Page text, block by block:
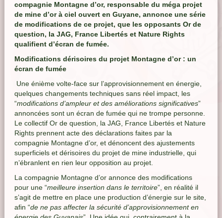
compagnie Montagne d’or, responsable du méga projet
de mine d’or à ciel ouvert en Guyane, annonce une série
de modifications de ce projet, que les opposants Or de
question, la JAG, France Libertés et Nature Rights
qualifient d’écran de fumée.
Modifications dérisoires du projet Montagne d’or : un
écran de fumée
Une énième volte-face sur l’approvisionnement en énergie,
quelques changements techniques sans réel impact, les
“modifications d’ampleur et des améliorations significatives”
annoncées sont un écran de fumée qui ne trompe personne.
Le collectif Or de question, la JAG, France Libertés et Nature
Rights prennent acte des déclarations faites par la
compagnie Montagne d’or, et dénoncent des ajustements
superficiels et dérisoires du projet de mine industrielle, qui
n’ébranlent en rien leur opposition au projet.
La compagnie Montagne d’or annonce des modifications
pour une “meilleure insertion dans le territoire”, en réalité il
s’agit de mettre en place une production d’énergie sur le site,
afin “de ne pas affecter la sécurité d’approvisionnement en